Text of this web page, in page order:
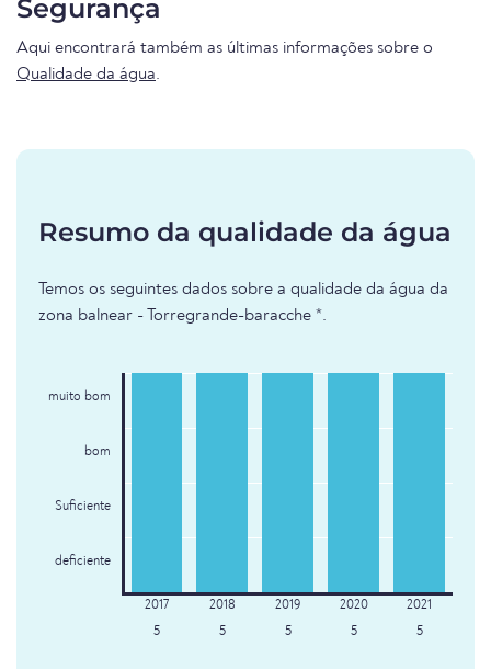
Segurança
Aqui encontrará também as últimas informações sobre o
Qualidade da água.
Resumo da qualidade da água
Temos os seguintes dados sobre a qualidade da água da
zona balnear - Torregrande-baracche *.
muito bom
bom
Suficiente
deficiente
5 5 5 5 5